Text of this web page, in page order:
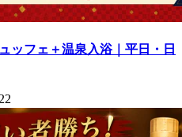
ッフェ＋温泉入浴｜平日・日